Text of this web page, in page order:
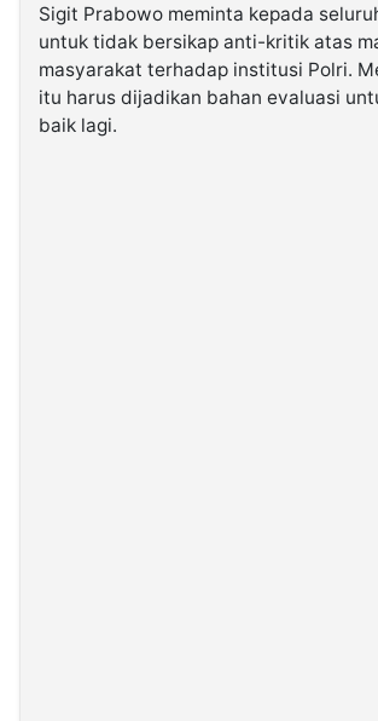
Sigit Prabowo meminta kepada
untuk tidak bersikap anti-kritik atas
masyarakat terhadap institusi Polri.
itu harus dijadikan bahan evaluasi
baik lagi.